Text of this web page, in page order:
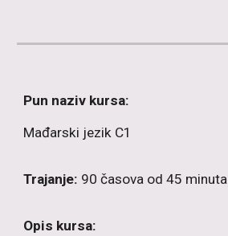
Pun naziv kursa:
Mađarski jezik C1
Trajanje: 90 časova od 45 minuta
Opis kursa: